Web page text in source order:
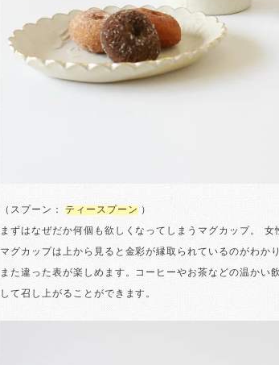
（スプーン： ティースプーン ）
まずはなぜだか何個も欲しくなってしまうマグカップ。 女
マグカップは上から見ると金彩が縁取られているのがわか
また違った表が楽しめます。コーヒーやお茶などの温かい
して召し上がることができます。